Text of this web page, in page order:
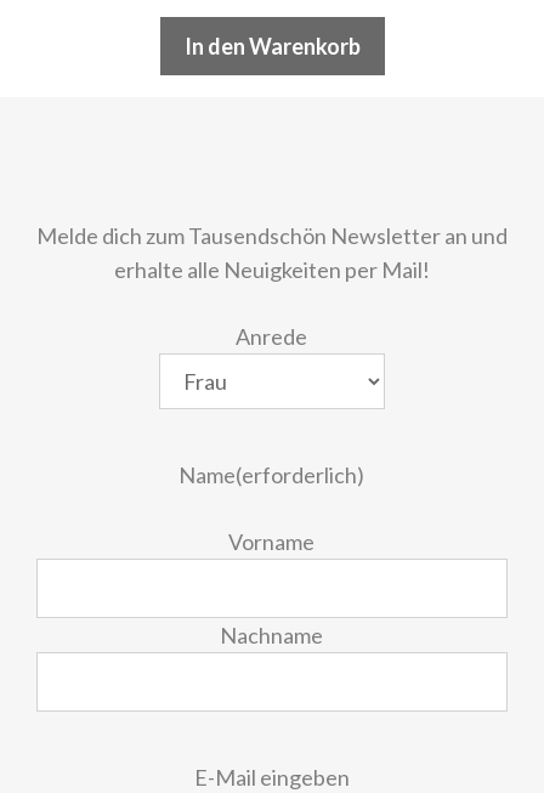
In den Warenkorb
Melde dich zum Tausendschön Newsletter an und
erhalte alle Neuigkeiten per Mail!
Anrede
Name(erforderlich)
Vorname
Nachname
E-Mail eingeben